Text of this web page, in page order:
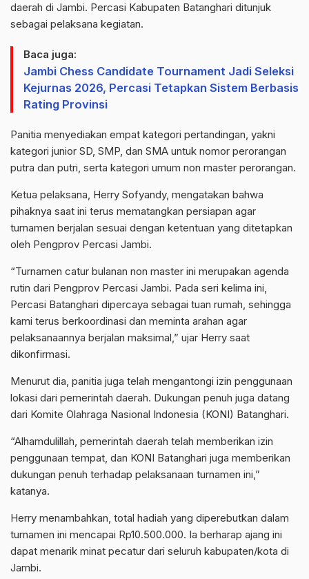
daerah di Jambi. Percasi Kabupaten Batanghari ditunjuk
sebagai pelaksana kegiatan.
Baca juga:
Jambi Chess Candidate Tournament Jadi Seleksi
Kejurnas 2026, Percasi Tetapkan Sistem Berbasis
Rating Provinsi
Panitia menyediakan empat kategori pertandingan, yakni
kategori junior SD, SMP, dan SMA untuk nomor perorangan
putra dan putri, serta kategori umum non master perorangan.
Ketua pelaksana, Herry Sofyandy, mengatakan bahwa
pihaknya saat ini terus mematangkan persiapan agar
turnamen berjalan sesuai dengan ketentuan yang ditetapkan
oleh Pengprov Percasi Jambi.
“Turnamen catur bulanan non master ini merupakan agenda
rutin dari Pengprov Percasi Jambi. Pada seri kelima ini,
Percasi Batanghari dipercaya sebagai tuan rumah, sehingga
kami terus berkoordinasi dan meminta arahan agar
pelaksanaannya berjalan maksimal,” ujar Herry saat
dikonfirmasi.
Menurut dia, panitia juga telah mengantongi izin penggunaan
lokasi dari pemerintah daerah. Dukungan penuh juga datang
dari Komite Olahraga Nasional Indonesia (KONI) Batanghari.
“Alhamdulillah, pemerintah daerah telah memberikan izin
penggunaan tempat, dan KONI Batanghari juga memberikan
dukungan penuh terhadap pelaksanaan turnamen ini,”
katanya.
Herry menambahkan, total hadiah yang diperebutkan dalam
turnamen ini mencapai Rp10.500.000. Ia berharap ajang ini
dapat menarik minat pecatur dari seluruh kabupaten/kota di
Jambi.